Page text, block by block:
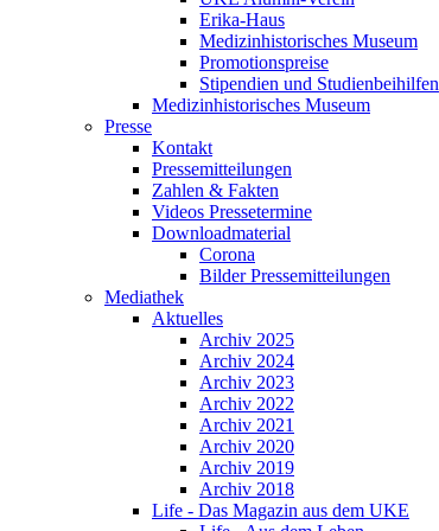
Erika-Haus
Medizinhistorisches Museum
Promotionspreise
Stipendien und Studienbeihilfen
Medizinhistorisches Museum
Presse
Kontakt
Pressemitteilungen
Zahlen & Fakten
Videos Pressetermine
Downloadmaterial
Corona
Bilder Pressemitteilungen
Mediathek
Aktuelles
Archiv 2025
Archiv 2024
Archiv 2023
Archiv 2022
Archiv 2021
Archiv 2020
Archiv 2019
Archiv 2018
Life - Das Magazin aus dem UKE